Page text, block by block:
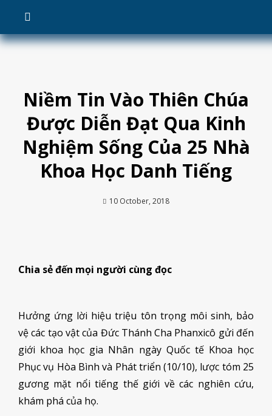
Skip
Niềm Tin Vào Thiên Chúa
Được Diễn Đạt Qua Kinh
Nghiệm Sống Của 25 Nhà
Khoa Học Danh Tiếng
10 October, 2018
Chia sẻ đến mọi người cùng đọc
Hưởng ứng lời hiệu triệu tôn trọng môi sinh, bảo
vệ các tạo vật của Đức Thánh Cha Phanxicô gửi đến
giới khoa học gia Nhân ngày Quốc tế Khoa học
Phục vụ Hòa Bình và Phát triển (10/10), lược tóm 25
gương mặt nổi tiếng thế giới về các nghiên cứu,
khám phá của họ.